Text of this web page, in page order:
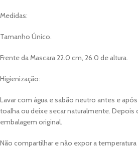
Medidas:
Tamanho Único.
Frente da Mascara 22.0 cm, 26.0 de altura.
Higienização:
Lavar com água e sabão neutro antes e
toalha ou deixe secar naturalmente. Depois
embalagem original.
Não compartilhar e não expor a temperatura